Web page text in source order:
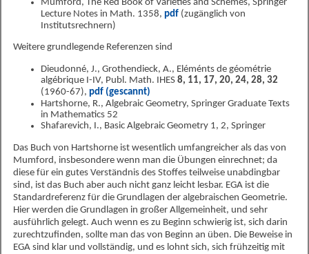
Mumford, The Red Book of Varieties and Schemes, Springer
Lecture Notes in Math. 1358, pdf (zugänglich von
Institutsrechnern)
Weitere grundlegende Referenzen sind
Dieudonné, J., Grothendieck, A., Eléménts de géométrie
algébrique I-IV, Publ. Math. IHES 8, 11, 17, 20, 24, 28, 32
(1960-67), pdf (gescannt)
Hartshorne, R., Algebraic Geometry, Springer Graduate Texts
in Mathematics 52
Shafarevich, I., Basic Algebraic Geometry 1, 2, Springer
Das Buch von Hartshorne ist wesentlich umfangreicher als das von
Mumford, insbesondere wenn man die Übungen einrechnet; da
diese für ein gutes Verständnis des Stoffes teilweise unabdingbar
sind, ist das Buch aber auch nicht ganz leicht lesbar. EGA ist die
Standardreferenz für die Grundlagen der algebraischen Geometrie.
Hier werden die Grundlagen in großer Allgemeinheit, und sehr
ausführlich gelegt. Auch wenn es zu Beginn schwierig ist, sich darin
zurechtzufinden, sollte man das von Beginn an üben. Die Beweise in
EGA sind klar und vollständig, und es lohnt sich, sich frühzeitig mit